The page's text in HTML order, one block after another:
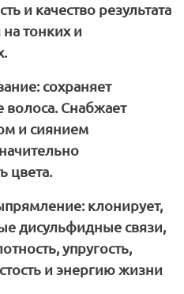
и качество результата
тонких и
сохраняет
Снабжает
и сиянием
цвета.
клонирует,
дисульфидные связи,
упругость,
и энергию жизни